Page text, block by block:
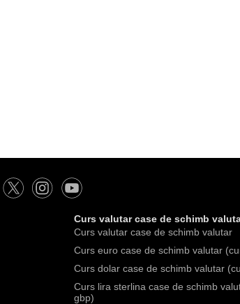
Curs valutar case de schimb
Curs valutar case de schimb valutar
Curs euro case de schimb valutar
Curs dolar case de schimb valutar
Curs lira sterlina case de schimb
gbp)